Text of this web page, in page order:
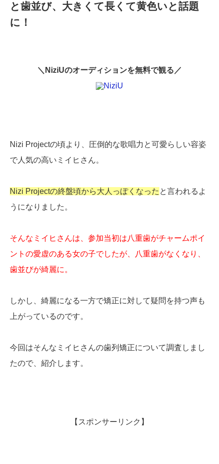
と歯並び、大きくて長くて黄色いと話題
に！
＼NiziUのオーディションを無料で観る／
Nizi Projectの頃より、圧倒的な歌唱力と可愛らしい容姿
で人気の高いミイヒさん。
Nizi Projectの終盤頃から大人っぽくなった と言われるよ
うになりました。
そんなミイヒさんは、参加当初は八重歯がチャームポイ
ントの愛虚のある女の子でしたが、八重歯がなくなり、
歯並びが綺麗に。
しかし、綺麗になる一方で矯正に対して疑問を持つ声も
上がっているのです。
今回はそんなミイヒさんの歯列矯正について調査しまし
たので、紹介します。
【スポンサーリンク】